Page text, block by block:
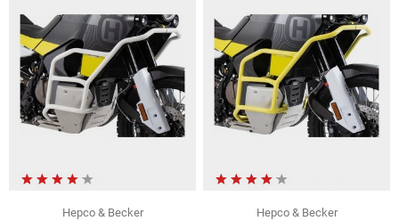
Hepco & Becker
Hepco & Becker